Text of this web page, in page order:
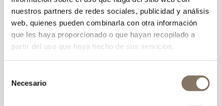
nuestros partners de redes sociales, publicidad y análisis
web, quienes pueden combinarla con otra información
que les haya proporcionado o que hayan recopilado a
partir del uso que haya hecho de sus servicios.
Necesario
précieuse à Minorque
Qualité de l'accueil, de l'équipe, du service, du
soin apporté à la décoration et que dire du